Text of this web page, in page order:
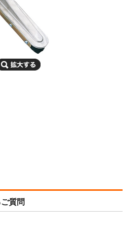
質問